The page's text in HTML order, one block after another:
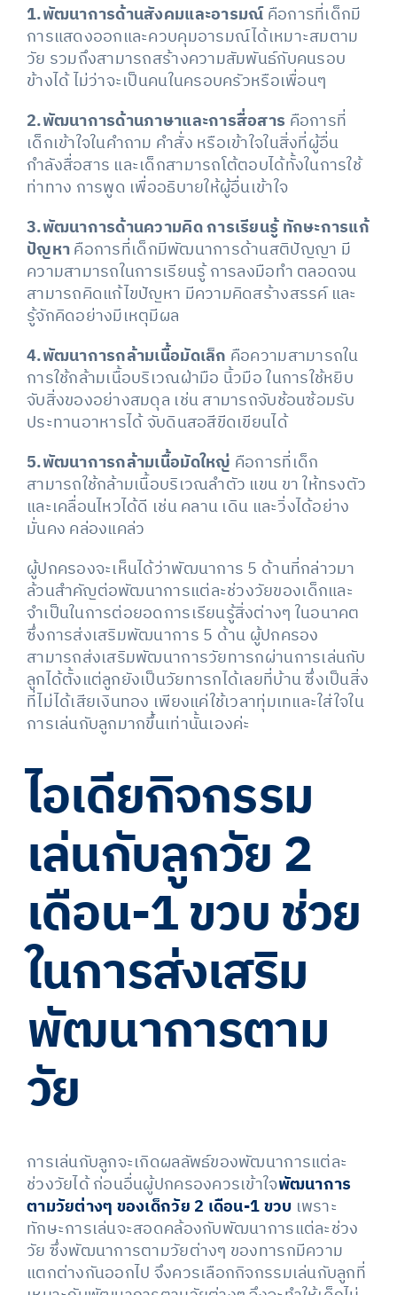
1.พัฒนาการด้านสังคมและอารมณ์คือการที่เด็กมี
การแสดงออกและควบคุมอารมณ์ได้เหมาะสมตาม
วัย รวมถึงสามารถสร้างความสัมพันธ์กับคนรอบ
ข้างได้ ไม่ว่าจะเป็นคนในครอบครัวหรือเพื่อนๆ
2.พัฒนาการด้านภาษาและการสื่อสาร คือการที่
เด็กเข้าใจในคำถาม คำสั่ง หรือเข้าใจในสิ่งที่ผู้อื่น
กำลังสื่อสาร และเด็กสามารถโต้ตอบได้ทั้งในการใช้
ท่าทาง การพูด เพื่ออธิบายให้ผู้อื่นเข้าใจ
3.พัฒนาการด้านความคิด การเรียนรู้ ทักษะการแก้
ปัญหาคือการที่เด็กมีพัฒนาการด้านสติปัญญา มี
ความสามารถในการเรียนรู้ การลงมือทำ ตลอดจน
สามารถคิดแก้ไขปัญหา มีความคิดสร้างสรรค์ และ
รู้จักคิดอย่างมีเหตุมีผล
4.พัฒนาการกล้ามเนื้อมัดเล็ก คือความสามารถใน
การใช้กล้ามเนื้อบริเวณฝ่ามือ นิ้วมือ ในการใช้หยิบ
จับสิ่งของอย่างสมดุล เช่น สามารถจับช้อนซ้อมรับ
ประทานอาหารได้ จับดินสอสีขีดเขียนได้
5.พัฒนาการกล้ามเนื้อมัดใหญ่ คือการที่เด็ก
สามารถใช้กล้ามเนื้อบริเวณลำตัว แขน ขา ให้ทรงตัว
และเคลื่อนไหวได้ดี เช่น คลาน เดิน และวิ่งได้อย่าง
มั่นคง คล่องแคล่ว
ผู้ปกครองจะเห็นได้ว่าพัฒนาการ 5 ด้านที่กล่าวมา
ล้วนสำคัญต่อพัฒนาการแต่ละช่วงวัยของเด็กและ
จำเป็นในการต่อยอดการเรียนรู้สิ่งต่างๆ ในอนาคต
ซึ่งการส่งเสริมพัฒนาการ 5 ด้าน ผู้ปกครอง
สามารถส่งเสริมพัฒนาการวัยทารกผ่านการเล่นกับ
ลูกได้ตั้งแต่ลูกยังเป็นวัยทารกได้เลยที่บ้าน ซึ่งเป็นสิ่ง
ที่ไม่ได้เสียเงินทอง เพียงแค่ใช้เวลาทุ่มเทและใส่ใจใน
การเล่นกับลูกมากขึ้นเท่านั้นเองค่ะ
ไอเดียกิจกรรม
เล่นกับลูกวัย 2
เดือน-1 ขวบ ช่วย
ในการส่งเสริม
พัฒนาการตาม
วัย
การเล่นกับลูกจะเกิดผลลัพธ์ของพัฒนาการแต่ละ
ช่วงวัยได้ ก่อนอื่นผู้ปกครองควรเข้าใจพัฒนาการ
ตามวัยต่างๆ ของเด็กวัย 2 เดือน-1 ขวบ เพราะ
ทักษะการเล่นจะสอดคล้องกับพัฒนาการแต่ละช่วง
วัย ซึ่งพัฒนาการตามวัยต่างๆ ของทารกมีความ
แตกต่างกันออกไป จึงควรเลือกกิจกรรมเล่นกับลูกที่